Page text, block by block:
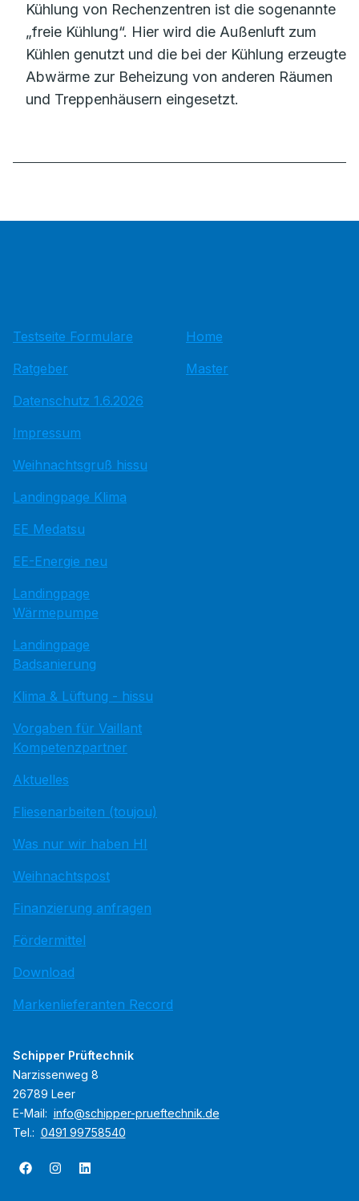
Kühlung von Rechenzentren ist die sogenannte
„freie Kühlung“. Hier wird die Außenluft zum
Kühlen genutzt und die bei der Kühlung erzeugte
Abwärme zur Beheizung von anderen Räumen
und Treppenhäusern eingesetzt.
Testseite Formulare
Ratgeber
Datenschutz 1.6.2026
Impressum
Weihnachtsgruß hissu
Landingpage Klima
EE Medatsu
EE-Energie neu
Landingpage
Wärmepumpe
Landingpage
Badsanierung
Klima & Lüftung - hissu
Vorgaben für Vaillant
Kompetenzpartner
Aktuelles
Fliesenarbeiten (toujou)
Was nur wir haben HI
Weihnachtspost
Finanzierung anfragen
Fördermittel
Download
Markenlieferanten Record
Home
Master
Schipper Prüftechnik
Narzissenweg 8
26789 Leer
E-Mail: info@schipper-prueftechnik.de
Tel.: 0491 99758540